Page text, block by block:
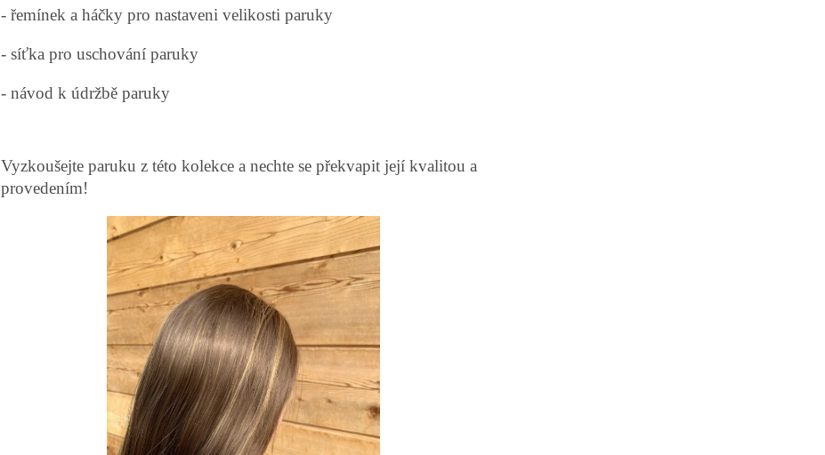
- řemínek a háčky pro nastaveni velikosti paruky
- síťka pro uschování paruky
- návod k údržbě paruky
Vyzkoušejte paruku z této kolekce a nechte se překvapit její kvalitou a
provedením!